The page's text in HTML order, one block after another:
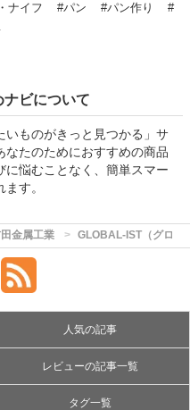
ナイフ #パン #パン作り
#
ナビについて
いものがきっと見つかる」サ
なたのためにおすすめの商品
に悩むことなく、簡単スマー
す。
金属工業 GLOBAL-IST（グロー
人気の記事
レビューの記事一覧
タグ一覧